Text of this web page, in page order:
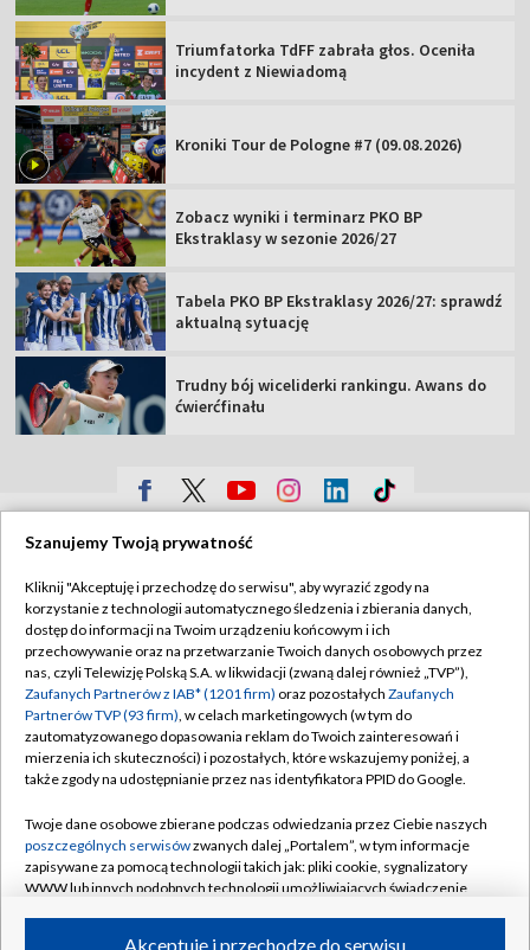
Triumfatorka TdFF zabrała głos. Oceniła
incydent z Niewiadomą
Kroniki Tour de Pologne #7 (09.08.2026)
Zobacz wyniki i terminarz PKO BP
Ekstraklasy w sezonie 2026/27
Tabela PKO BP Ekstraklasy 2026/27: sprawdź
aktualną sytuację
Trudny bój wiceliderki rankingu. Awans do
ćwierćfinału
Sklep TVP
Biuro Reklamy
Oferta Handlowa
Telegazeta ogłoszenia
Emisja w TVP
Ogłoszenia przetargowe
Akademia Telewizyjna
Polityka prywatności
Moje zgody
Biuro reklamy
Kontakt
©2026 Telewizja Polska Spółka Akcyjna w likwidacji
Szanujemy Twoją prywatność
Kliknij "Akceptuję i przechodzę do serwisu", aby wyrazić zgody na
korzystanie z technologii automatycznego śledzenia i zbierania danych,
dostęp do informacji na Twoim urządzeniu końcowym i ich
przechowywanie oraz na przetwarzanie Twoich danych osobowych przez
nas, czyli Telewizję Polską S.A. w likwidacji (zwaną dalej również „TVP”),
Zaufanych Partnerów z IAB* (1201 firm) oraz pozostałych Zaufanych
Partnerów TVP (93 firm), w celach marketingowych (w tym do
zautomatyzowanego dopasowania reklam do Twoich zainteresowań i
mierzenia ich skuteczności) i pozostałych, które wskazujemy poniżej, a
także zgody na udostępnianie przez nas identyfikatora PPID do Google.
Twoje dane osobowe zbierane podczas odwiedzania przez Ciebie naszych
poszczególnych serwisówzwanych dalej „Portalem”, w tym informacje
zapisywane za pomocą technologii takich jak: pliki cookie, sygnalizatory
WWW lub innych podobnych technologii umożliwiających świadczenie
Akceptuję i przechodzę do serwisu